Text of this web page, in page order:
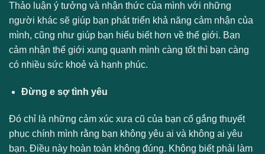
Thảo luận ý tưởng và nhận thức của mình với những
người khác sẽ giúp bạn phát triển khả năng cảm nhận của
mình, cũng như giúp bạn hiểu biết hơn về thế giới. Bạn
cảm nhận thế giới xung quanh mình càng tốt thì bạn càng
có nhiều sức khoẻ và hạnh phúc.
Đừng e sợ tình yêu
Đó chỉ là những cảm xúc xưa cũ của bạn cố gắng thuyết
phục chính mình rằng bạn không yêu ai và không ai yêu
bạn. Điều này hoàn toàn không đúng. Không biết phải làm